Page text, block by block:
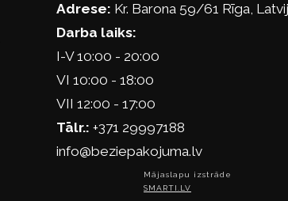
Adrese: Kr. Barona 59/61 Rīga,
Darba laiks:
I-V 10:00 - 20:00
VI 10:00 - 18:00
VII 12:00 - 17:00
Tālr.: +371 29997188
info@beziepakojuma.lv
Mājaslapu izstrāde
SMARTI.LV